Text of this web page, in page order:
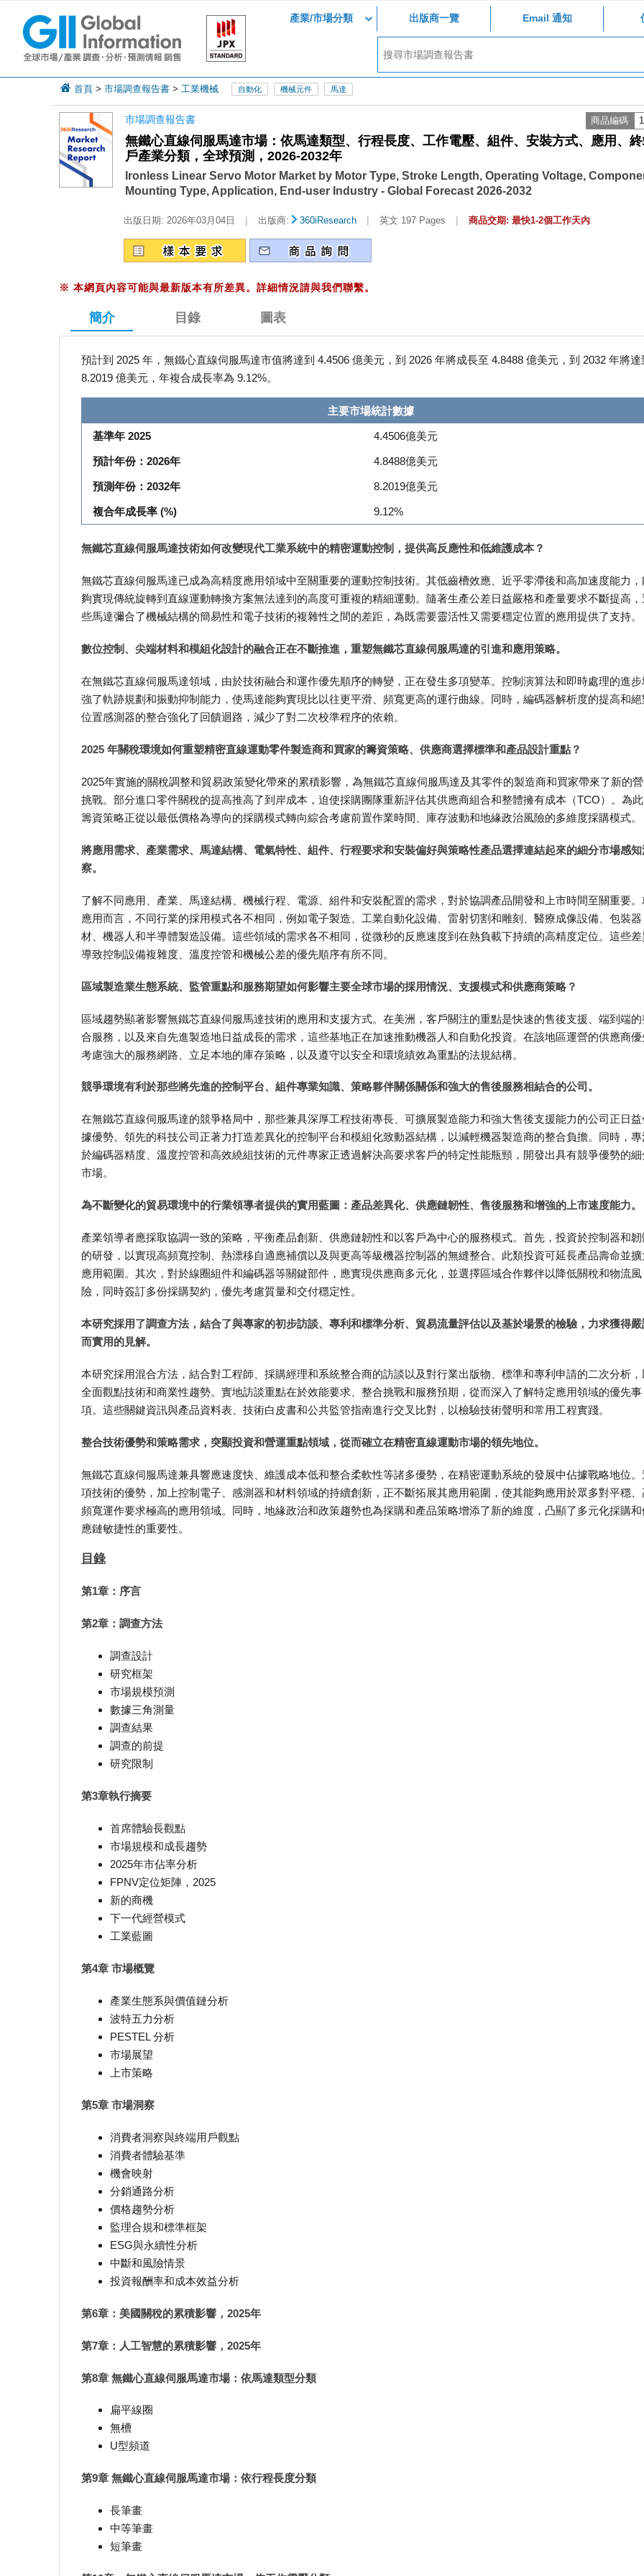
產業/市場分類 出版商一覽 Email 通知
首頁 > 市場調查報告書 > 工業機械 自動化 機械元件 馬達
市場調查報告書 商品編碼
無鐵心直線伺服馬達市場：依馬達類型、行程長度、工作電壓、組件、安裝方式、應用、終
戶產業分類，全球預測，2026-2032年
Ironless Linear Servo Motor Market by Motor Type, Stroke Length, Operating Voltage,
Mounting Type, Application, End-user Industry - Global Forecast 2026-2032
出版日期: 2026年03月04日 | 出版商: 360iResearch | 英文 197 Pages | 商品交期: 最快1-2個工作天內
※ 本網頁內容可能與最新版本有所差異。詳細情況請與我們聯繫。
簡介 目錄 圖表
預計到 2025 年，無鐵心直線伺服馬達市值將達到 4.4506 億美元，到 2026 年將成長至 4.8488 億美元，到 2032 年將達
8.2019 億美元，年複合成長率為 9.12%。
主要市場統計數據
基準年 2025 4.4506億美元
預計年份：2026年 4.8488億美元
預測年份：2032年 8.2019億美元
複合年成長率 (%) 9.12%
無鐵芯直線伺服馬達技術如何改變現代工業系統中的精密運動控制，提供高反應性和低維護成本？
無鐵芯直線伺服馬達已成為高精度應用領域中至關重要的運動控制技術。其低齒槽效應、近乎零滯後和高加速度能力，
夠實現傳統旋轉到直線運動轉換方案無法達到的高度可重複的精細運動。隨著生產公差日益嚴格和產量要求不斷提高，
些馬達彌合了機械結構的簡易性和電子技術的複雜性之間的差距，為既需要靈活性又需要穩定位置的應用提供了支持。
數位控制、尖端材料和模組化設計的融合正在不斷推進，重塑無鐵芯直線伺服馬達的引進和應用策略。
在無鐵芯直線伺服馬達領域，由於技術融合和運作優先順序的轉變，正在發生多項變革。控制演算法和即時處理的進步
強了軌跡規劃和振動抑制能力，使馬達能夠實現比以往更平滑、頻寬更高的運行曲線。同時，編碼器解析度的提高和絕
位置感測器的整合強化了回饋迴路，減少了對二次校準程序的依賴。
2025 年關稅環境如何重塑精密直線運動零件製造商和買家的籌資策略、供應商選擇標準和產品設計重點？
2025年實施的關稅調整和貿易政策變化帶來的累積影響，為無鐵芯直線伺服馬達及其零件的製造商和買家帶來了新的
挑戰。部分進口零件關稅的提高推高了到岸成本，迫使採購團隊重新評估其供應商組合和整體擁有成本（TCO）。為此
籌資策略正從以最低價格為導向的採購模式轉向綜合考慮前置作業時間、庫存波動和地緣政治風險的多維度採購模式。
將應用需求、產業需求、馬達結構、電氣特性、組件、行程要求和安裝偏好與策略性產品選擇連結起來的細分市場感知
察。
了解不同應用、產業、馬達結構、機械行程、電源、組件和安裝配置的需求，對於協調產品開發和上市時間至關重要。
應用而言，不同行業的採用模式各不相同，例如電子製造、工業自動化設備、雷射切割和雕刻、醫療成像設備、包裝器
材、機器人和半導體製造設備。這些領域的需求各不相同，從微秒的反應速度到在熱負載下持續的高精度定位。這些差
導致控制設備複雜度、溫度控管和機械公差的優先順序有所不同。
區域製造業生態系統、監管重點和服務期望如何影響主要全球市場的採用情況、支援模式和供應商策略？
區域趨勢顯著影響無鐵芯直線伺服馬達技術的應用和支援方式。在美洲，客戶關注的重點是快速的售後支援、端到端的
合服務，以及來自先進製造地日益成長的需求，這些基地正在加速推動機器人和自動化投資。在該地區運營的供應商優
考慮強大的服務網路、立足本地的庫存策略，以及遵守以安全和環境績效為重點的法規結構。
競爭環境有利於那些將先進的控制平台、組件專業知識、策略夥伴關係關係和強大的售後服務相結合的公司。
在無鐵芯直線伺服馬達的競爭格局中，那些兼具深厚工程技術專長、可擴展製造能力和強大售後支援能力的公司正日益
據優勢。領先的科技公司正著力打造差異化的控制平台和模組化致動器結構，以減輕機器製造商的整合負擔。同時，專
於編碼器精度、溫度控管和高效繞組技術的元件專家正透過解決高要求客戶的特定性能瓶頸，開發出具有競爭優勢的細
市場。
為不斷變化的貿易環境中的行業領導者提供的實用藍圖：產品差異化、供應鏈韌性、售後服務和增強的上市速度能力。
產業領導者應採取協調一致的策略，平衡產品創新、供應鏈韌性和以客戶為中心的服務模式。首先，投資於控制器和韌
的研發，以實現高頻寬控制、熱漂移自適應補償以及與更高等級機器控制器的無縫整合。此類投資可延長產品壽命並擴
應用範圍。其次，對於線圈組件和編碼器等關鍵部件，應實現供應商多元化，並選擇區域合作夥伴以降低關稅和物流風
險，同時簽訂多份採購契約，優先考慮質量和交付穩定性。
本研究採用了調查方法，結合了與專家的初步訪談、專利和標準分析、貿易流量評估以及基於場景的檢驗，力求獲得嚴
而實用的見解。
本研究採用混合方法，結合對工程師、採購經理和系統整合商的訪談以及對行業出版物、標準和專利申請的二次分析，
全面觀點技術和商業性趨勢。實地訪談重點在於效能要求、整合挑戰和服務預期，從而深入了解特定應用領域的優先事
項。這些關鍵資訊與產品資料表、技術白皮書和公共監管指南進行交叉比對，以檢驗技術聲明和常用工程實踐。
整合技術優勢和策略需求，突顯投資和營運重點領域，從而確立在精密直線運動市場的領先地位。
無鐵芯直線伺服馬達兼具響應速度快、維護成本低和整合柔軟性等諸多優勢，在精密運動系統的發展中佔據戰略地位。
項技術的優勢，加上控制電子、感測器和材料領域的持續創新，正不斷拓展其應用範圍，使其能夠應用於眾多對平穩、
頻寬運作要求極高的應用領域。同時，地緣政治和政策趨勢也為採購和產品策略增添了新的維度，凸顯了多元化採購和
應鏈敏捷性的重要性。
目錄
第1章：序言
第2章：調查方法
調查設計
研究框架
市場規模預測
數據三角測量
調查結果
調查的前提
研究限制
第3章執行摘要
首席體驗長觀點
市場規模和成長趨勢
2025年市佔率分析
FPNV定位矩陣，2025
新的商機
下一代經營模式
工業藍圖
第4章 市場概覽
產業生態系與價值鏈分析
波特五力分析
PESTEL 分析
市場展望
上市策略
第5章 市場洞察
消費者洞察與終端用戶觀點
消費者體驗基準
機會映射
分銷通路分析
價格趨勢分析
監理合規和標準框架
ESG與永續性分析
中斷和風險情景
投資報酬率和成本效益分析
第6章：美國關稅的累積影響，2025年
第7章：人工智慧的累積影響，2025年
第8章 無鐵心直線伺服馬達市場：依馬達類型分類
扁平線圈
無槽
U型頻道
第9章 無鐵心直線伺服馬達市場：依行程長度分類
長筆畫
中等筆畫
短筆畫